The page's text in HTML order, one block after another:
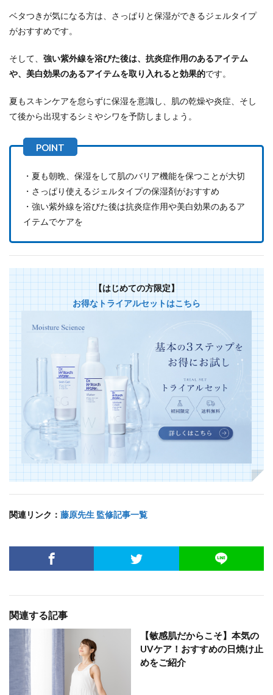
ベタつきが気になる方は、さっぱりと保湿ができるジェルタイプ
がおすすめです。
そして、 強い紫外線を浴びた後は、抗炎症作用のあるアイテム
や、美白効果のあるアイテムを取り入れると効果的です。
夏もスキンケアを怠らずに保湿を意識し、肌の乾燥や炎症、そし
て後から出現するシミやシワを予防しましょう。
・夏も朝晩、保湿をして肌のバリア機能を保つことが大切
・さっぱり使えるジェルタイプの保湿剤がおすすめ
・強い紫外線を浴びた後は抗炎症作用や美白効果のあるア
イテムでケアを
【はじめての方限定】
お得なトライアルセットはこちら
関連リンク： 藤原先生 監修記事一覧
関連する記事
【敏感肌だからこそ】本気の
UVケア！おすすめの日焼け止
めをご紹介